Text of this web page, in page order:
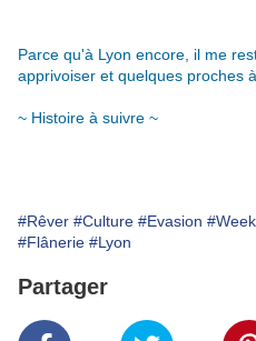
Parce qu'à Lyon encore, il me
apprivoiser et quelques proches
~ Histoire à suivre ~
#Rêver #Culture #Evasion
#Flânerie #Lyon
Partager